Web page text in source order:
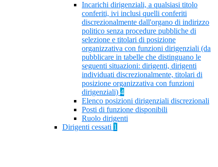
Incarichi dirigenziali, a qualsiasi titolo
conferiti, ivi inclusi quelli conferiti
discrezionalmente dall'organo di indirizzo
politico senza procedure pubbliche di
selezione e titolari di posizione
organizzativa con funzioni dirigenziali (da
pubblicare in tabelle che distinguano le
seguenti situazioni: dirigenti, dirigenti
individuati discrezionalmente, titolari di
posizione organizzativa con funzioni
dirigenziali) 4
Elenco posizioni dirigenziali discrezionali
Posti di funzione disponibili
Ruolo dirigenti
Dirigenti cessati 1